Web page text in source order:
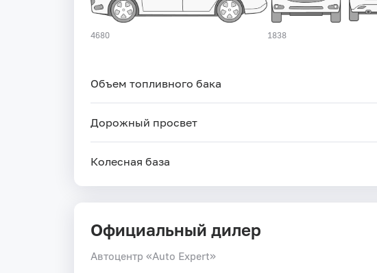
4680 1838
Объем топливного бака
Дорожный просвет
Колесная база
Официальный дилер
Автоцентр «Auto Expert»